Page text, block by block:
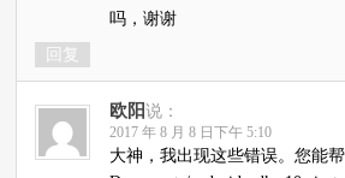
吗，谢谢
回复
欧阳说：
2017 年 8 月 8 日下午 5:10
大神，我出现这些错误。您能帮